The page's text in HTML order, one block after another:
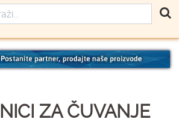
Made in Germany
ZA ČUVANJE